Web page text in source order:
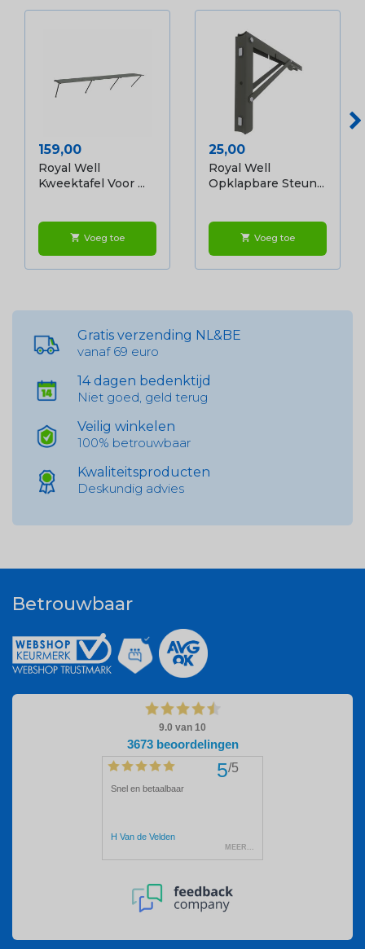
Prijs
159,00
Royal Well
Kweektafel Voor ...
shopping_cart Voeg toe
Prijs
25,00
Royal Well
Opklapbare Steun...
shopping_cart Voeg toe
Gratis verzending NL&BE
vanaf 69 euro
14 dagen bedenktijd
Niet goed, geld terug
Veilig winkelen
100% betrouwbaar
Kwaliteitsproducten
Deskundig advies
Betrouwbaar